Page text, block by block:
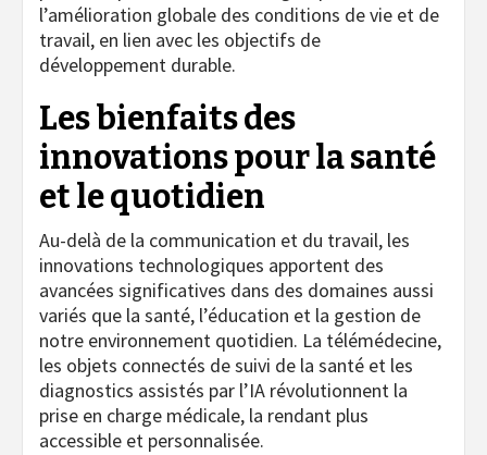
l’amélioration globale des conditions de vie et de
travail, en lien avec les objectifs de
développement durable.
Les bienfaits des
innovations pour la santé
et le quotidien
Au-delà de la communication et du travail, les
innovations technologiques apportent des
avancées significatives dans des domaines aussi
variés que la santé, l’éducation et la gestion de
notre environnement quotidien. La télémédecine,
les objets connectés de suivi de la santé et les
diagnostics assistés par l’IA révolutionnent la
prise en charge médicale, la rendant plus
accessible et personnalisée.